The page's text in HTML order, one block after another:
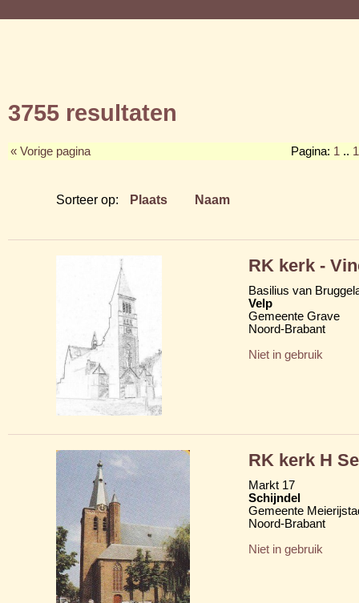
3755 resultaten
« Vorige pagina Pagina: 1 ..
Sorteer op: Plaats Naam
RK kerk -
Basilius van
Velp
Gemeente Grave
Noord-Brabant
Niet in gebruik
RK kerk H
Markt 17
Schijndel
Gemeente
Noord-Brabant
Niet in gebruik